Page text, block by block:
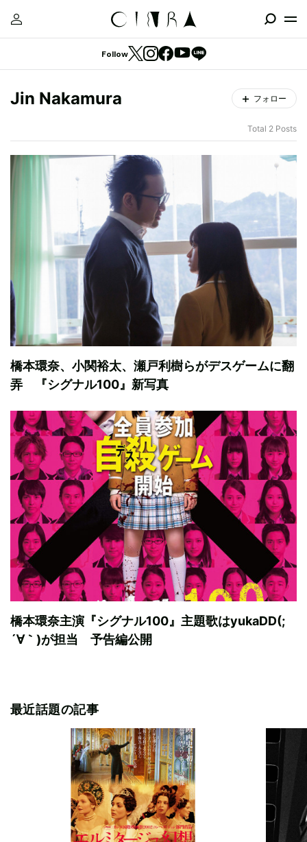
Follow
Jin Nakamura フォロー
Total 2 Posts
橋本環奈、小関裕太、瀬戸利樹らがデスゲームに翻
弄 『シグナル100』新写真
橋本環奈主演『シグナル100』主題歌はyukaDD(;
´∀｀)が担当 予告編公開
最近話題の記事